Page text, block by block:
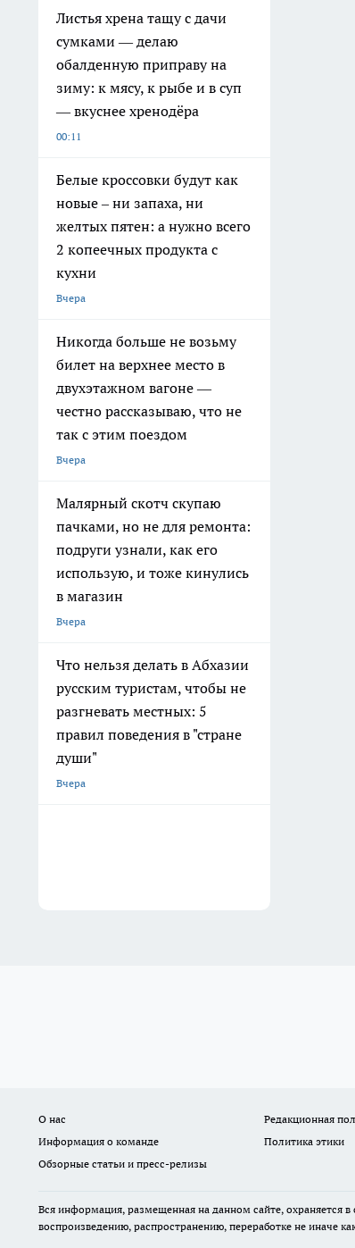
Листья хрена тащу с дачи
сумками — делаю
обалденную приправу на
зиму: к мясу, к рыбе и в суп
— вкуснее хренодёра
00:11
Белые кроссовки будут как
новые – ни запаха, ни
желтых пятен: а нужно всего
2 копеечных продукта с
кухни
Вчера
Никогда больше не возьму
билет на верхнее место в
двухэтажном вагоне —
честно рассказываю, что не
так с этим поездом
Вчера
Малярный скотч скупаю
пачками, но не для ремонта:
подруги узнали, как его
использую, и тоже кинулись
в магазин
Вчера
Что нельзя делать в Абхазии
русским туристам, чтобы не
разгневать местных: 5
правил поведения в "стране
души"
Вчера
О нас Редакционная
Информация о команде
Политика этики
Обзорные статьи и пресс-релизы
Вся информация, размещенная на данном сайте, охраняется
воспроизведению, распространению, переработке не иначе